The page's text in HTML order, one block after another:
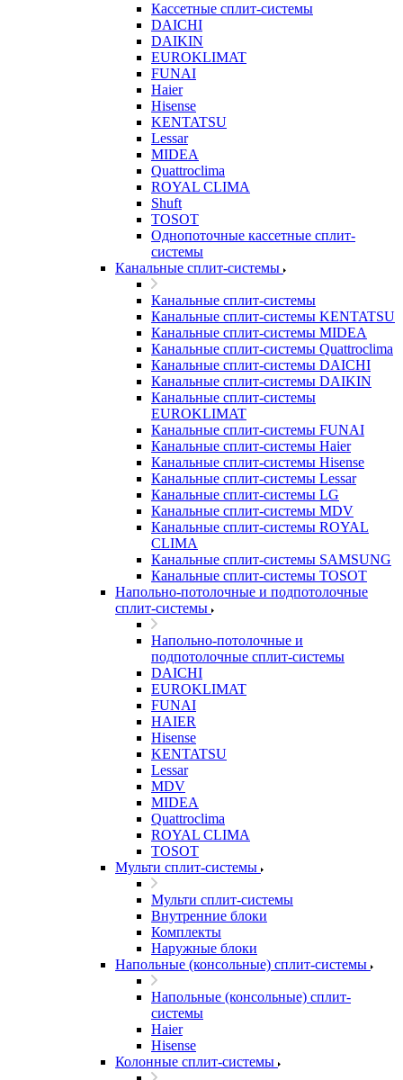
Кассетные сплит-системы
DAICHI
DAIKIN
EUROKLIMAT
FUNAI
Haier
Hisense
KENTATSU
Lessar
MIDEA
Quattroclima
ROYAL CLIMA
Shuft
TOSOT
Однопоточные кассетные сплит-
системы
Канальные сплит-системы
Канальные сплит-системы
Канальные сплит-системы KENTATSU
Канальные сплит-системы MIDEA
Канальные сплит-системы Quattroclima
Канальные сплит-системы DAICHI
Канальные сплит-системы DAIKIN
Канальные сплит-системы
EUROKLIMAT
Канальные сплит-системы FUNAI
Канальные сплит-системы Haier
Канальные сплит-системы Hisense
Канальные сплит-системы Lessar
Канальные сплит-системы LG
Канальные сплит-системы MDV
Канальные сплит-системы ROYAL
CLIMA
Канальные сплит-системы SAMSUNG
Канальные сплит-системы TOSOT
Напольно-потолочные и подпотолочные
сплит-системы
Напольно-потолочные и
подпотолочные сплит-системы
DAICHI
EUROKLIMAT
FUNAI
HAIER
Hisense
KENTATSU
Lessar
MDV
MIDEA
Quattroclima
ROYAL CLIMA
TOSOT
Мульти сплит-системы
Мульти сплит-системы
Внутренние блоки
Комплекты
Наружные блоки
Напольные (консольные) сплит-системы
Напольные (консольные) сплит-
системы
Haier
Hisense
Колонные сплит-системы